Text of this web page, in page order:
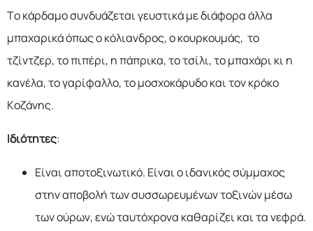
Το κάρδαμο συνδυάζεται γευστικά με διάφορα άλλα
μπαχαρικά όπως ο κόλιανδρος, ο κουρκουμάς, το
τζίντζερ, το πιπέρι, η πάπρικα, το τσίλι, το μπαχάρι κι η
κανέλα, το γαρίφαλλο, το μοσχοκάρυδο και τον κρόκο
Κοζάνης.
Ιδιότητες:
Είναι αποτοξινωτικό. Είναι ο ιδανικός σύμμαχος
στην αποβολή των συσσωρευμένων τοξινών μέσω
των ούρων, ενώ ταυτόχρονα καθαρίζει και τα νεφρά.